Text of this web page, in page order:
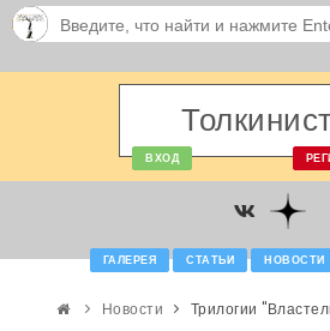
ВХОД
ГАЛЕРЕЯ СТАТЬИ НОВОСТИ
Новости Трилогии